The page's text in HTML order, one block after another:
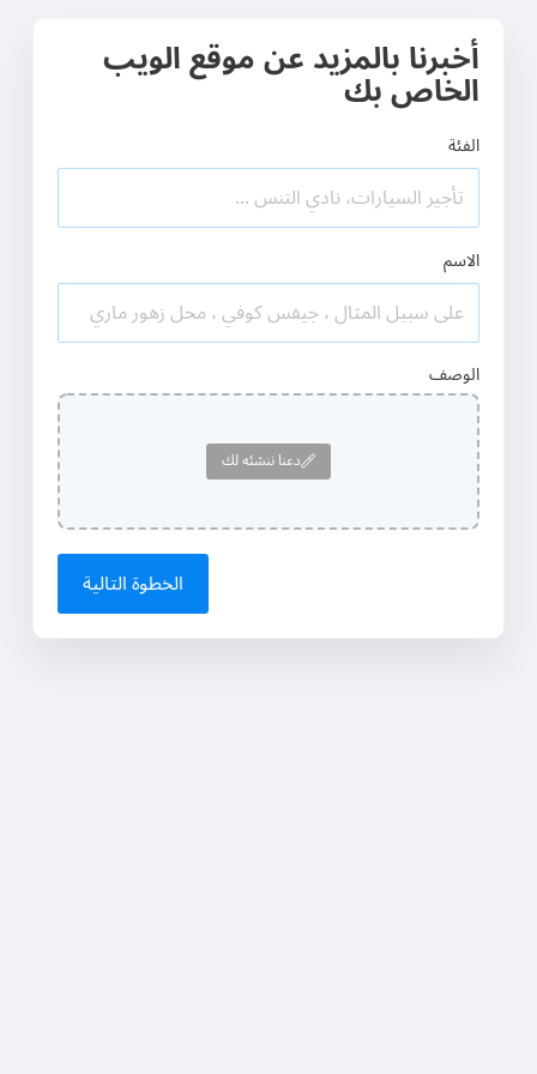
أخبرنا بالمزيد عن موقع الويب
الخاص بك
الفئة
الاسم
الوصف
دعنا ننشئه لك
الخطوة التالية